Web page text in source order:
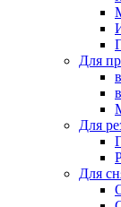
Для
Для
Для